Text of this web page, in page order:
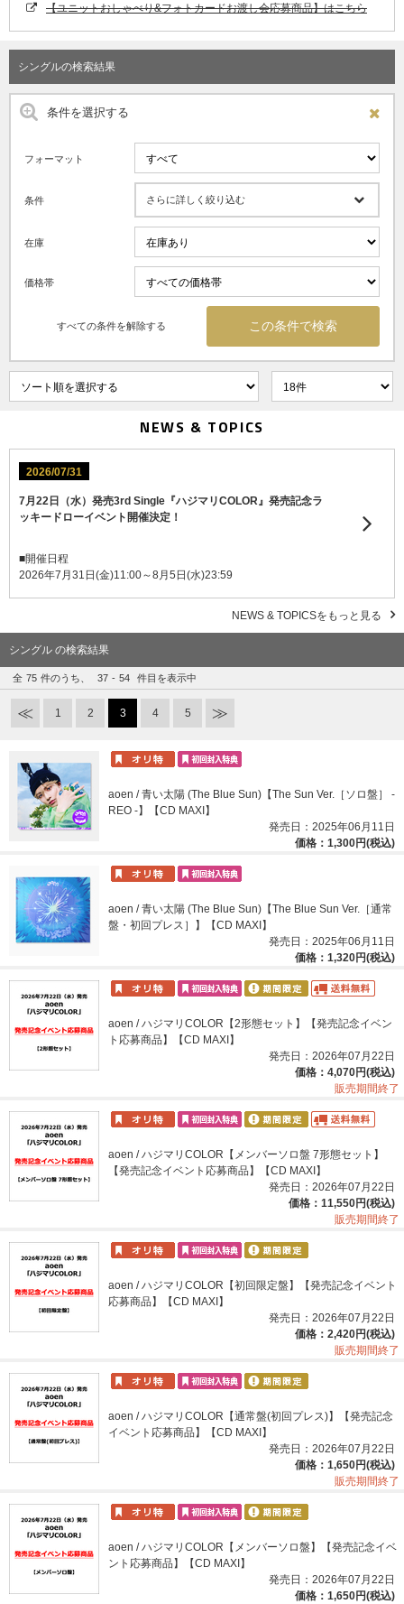
【ユニットおしゃべり&フォトカードお渡し会応募商品】はこちら
シングルの検索結果
条件を選択する
フォーマット
条件 さらに詳しく絞り込む
在庫
価格帯
すべての条件を解除する
NEWS & TOPICS
2026/07/31
7月22日（水）発売3rd Single『ハジマリCOLOR』発売記念ラ
ッキードローイベント開催決定！
■開催日程
2026年7月31日(金)11:00～8月5日(水)23:59
NEWS & TOPICSをもっと見る
シングル の検索結果
全 75 件のうち、 37 - 54 件目を表示中
1 2 3 4 5
aoen / 青い太陽 (The Blue Sun)【The Sun Ver.［ソロ盤］ -
REO -】【CD MAXI】
発売日：2025年06月11日
価格：1,300円(税込)
aoen / 青い太陽 (The Blue Sun)【The Blue Sun Ver.［通常
盤・初回プレス］】【CD MAXI】
発売日：2025年06月11日
価格：1,320円(税込)
aoen / ハジマリCOLOR【2形態セット】【発売記念イベン
ト応募商品】【CD MAXI】
発売日：2026年07月22日
価格：4,070円(税込)
販売期間終了
aoen / ハジマリCOLOR【メンバーソロ盤 7形態セット】
【発売記念イベント応募商品】【CD MAXI】
発売日：2026年07月22日
価格：11,550円(税込)
販売期間終了
aoen / ハジマリCOLOR【初回限定盤】【発売記念イベント
応募商品】【CD MAXI】
発売日：2026年07月22日
価格：2,420円(税込)
販売期間終了
aoen / ハジマリCOLOR【通常盤(初回プレス)】【発売記念
イベント応募商品】【CD MAXI】
発売日：2026年07月22日
価格：1,650円(税込)
販売期間終了
aoen / ハジマリCOLOR【メンバーソロ盤】【発売記念イベ
ント応募商品】【CD MAXI】
発売日：2026年07月22日
価格：1,650円(税込)